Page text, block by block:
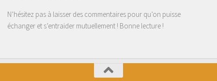
N’hésitez pas à laisser des commentaires pour qu’on puisse
échanger et s’entraider mutuellement ! Bonne lecture !